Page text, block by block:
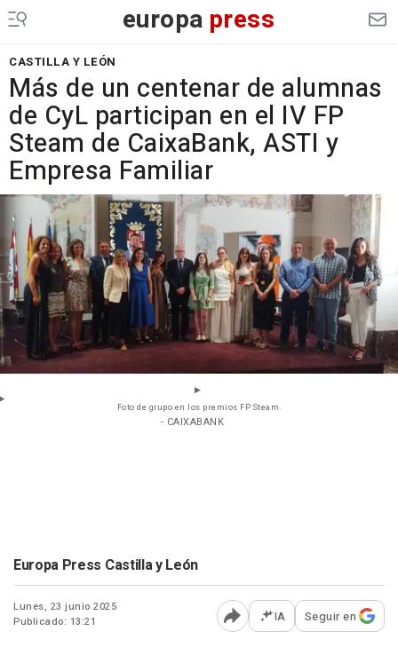
europa press
CASTILLA Y LEÓN
Más de un centenar de alumnas
de CyL participan en el IV FP
Steam de CaixaBank, ASTI y
Empresa Familiar
Foto de grupo en los premios FP Steam.
- CAIXABANK
Europa Press Castilla y León
Lunes, 23 junio 2025
Publicado: 13:21
Abrir opciones para
IA Seguir en